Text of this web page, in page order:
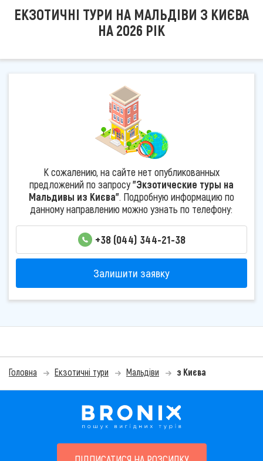
ЕКЗОТИЧНІ ТУРИ НА МАЛЬДІВИ З КИЄВА
НА 2026 РІК
К сожалению, на сайте нет опубликованных
предложений по запросу"Экзотические туры на
Мальдивы из Києва". Подробную информацию по
данному направлению можно узнать по телефону:
+38 (044) 344-21-38
Залишити заявку
Головна Екзотичні тури Мальдіви з Києва